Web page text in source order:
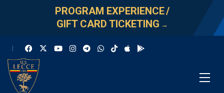
PROGRAM EXPERIENCE/
GIFT CARD TICKETING →